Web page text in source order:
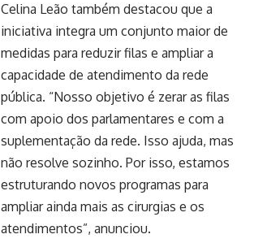
Celina Leão também destacou que a
iniciativa integra um conjunto maior de
medidas para reduzir filas e ampliar a
capacidade de atendimento da rede
pública. “Nosso objetivo é zerar as filas
com apoio dos parlamentares e com a
suplementação da rede. Isso ajuda, mas
não resolve sozinho. Por isso, estamos
estruturando novos programas para
ampliar ainda mais as cirurgias e os
atendimentos”, anunciou.